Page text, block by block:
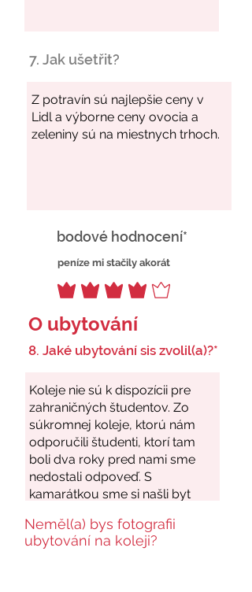
7. Jak ušetřit?
bodové hodnocení*
peníze mi stačily akorát
O ubytování
8. Jaké ubytování sis zvolil(a)?*
Neměl(a) bys fotografii
ubytování na koleji?